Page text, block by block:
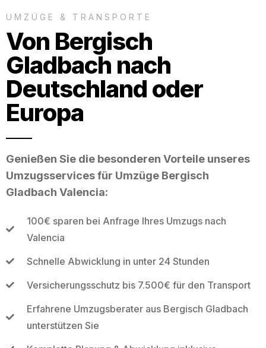
UMZÜGE & TRANSPORTE
Von Bergisch
Gladbach nach
Deutschland oder
Europa
Genießen Sie die besonderen Vorteile unseres
Umzugsservices für Umzüge Bergisch
Gladbach Valencia:
100€ sparen bei Anfrage Ihres Umzugs nach
Valencia
Schnelle Abwicklung in unter 24 Stunden
Versicherungsschutz bis 7.500€ für den Transport
Erfahrene Umzugsberater aus Bergisch Gladbach
unterstützen Sie